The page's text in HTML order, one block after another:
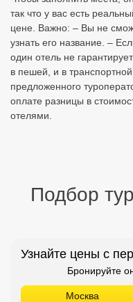
так что у вас есть
цене. Важно: – Вы не
узнать его название. –
один отель не
в пешей, и в
предложенного
оплате разницы в
отелями.
Подбор
Узнайте цены с
Бронируйте
Москва